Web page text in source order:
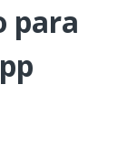
para